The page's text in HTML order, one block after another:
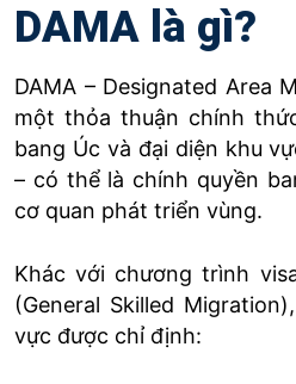
DAMA là gì?
DAMA – Designated Area
một thỏa thuận chính
bang Úc và đại diện khu
– có thể là chính quyền
cơ quan phát triển vùng.
Khác với chương trình
(General Skilled
vực được chỉ định: